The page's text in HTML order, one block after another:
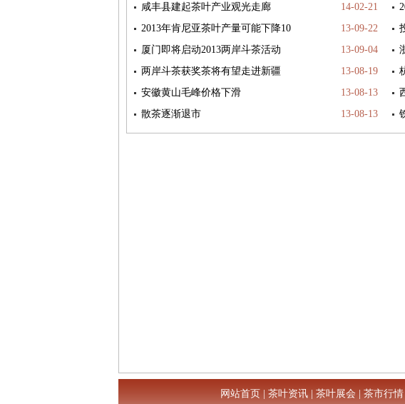
14-02-21
咸丰县建起茶叶产业观光走廊
13-09-22
2013年肯尼亚茶叶产量可能下降10
13-09-04
厦门即将启动2013两岸斗茶活动
13-08-19
两岸斗茶获奖茶将有望走进新疆
13-08-13
安徽黄山毛峰价格下滑
13-08-13
散茶逐渐退市
网站首页 茶叶资讯 茶叶展会 茶市行情